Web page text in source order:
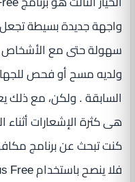
واجهة جديدة بسيطة تجعل
سهولة حتى مع الأشخاص
ولديه مسح أو فحص للجهاز
السابقة . ولكن، مع ذلك
هى كثرة الإشعارات أثناء
كنت تبحث عن برنامج